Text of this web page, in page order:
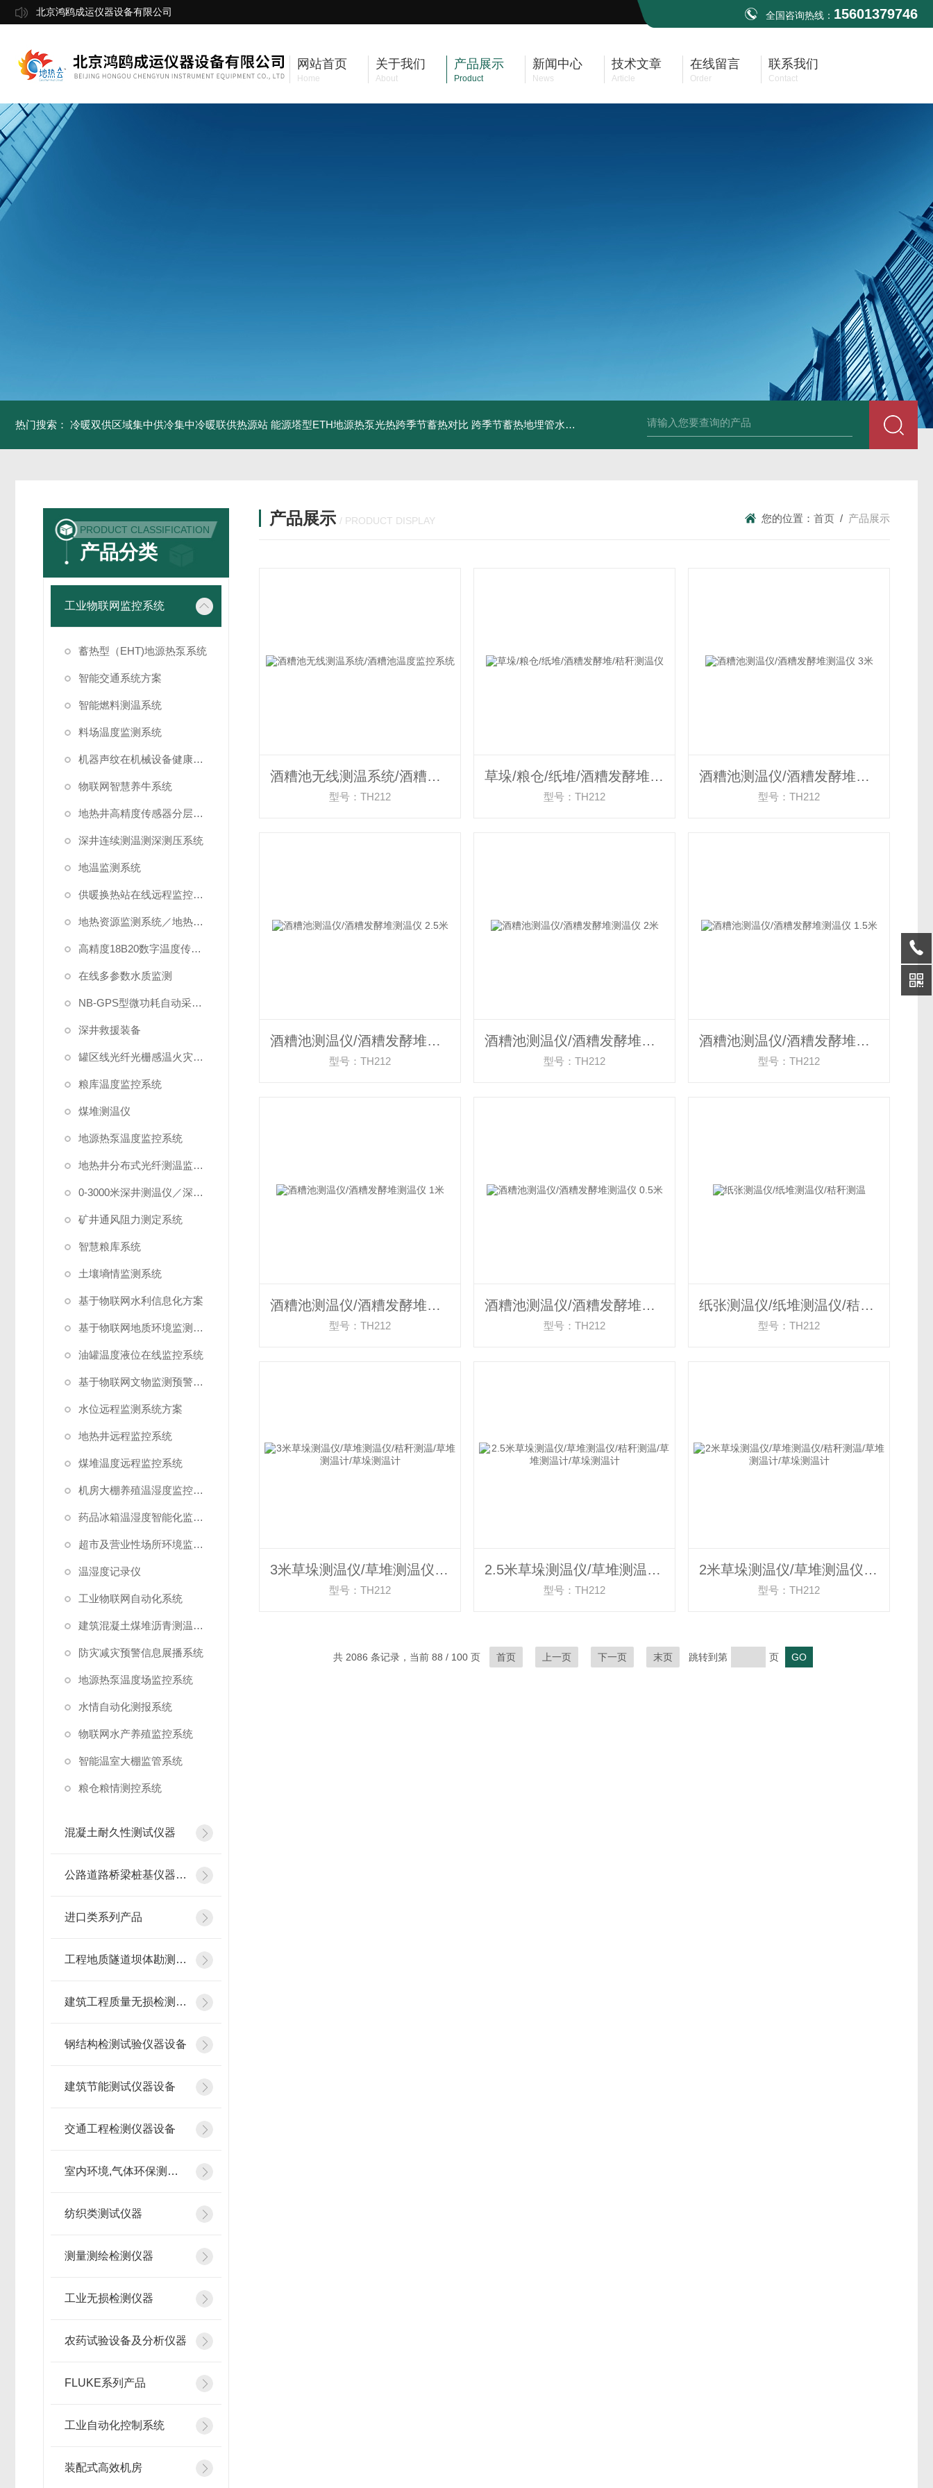
北京鸿鸥成运仪器设备有限公司 全国咨询热线： 15601379746
网站首页
Home
关于我们
About
产品展示
Product
新闻中心
News
技术文章
Article
在线留言
Order
联系我们
Contact
热门搜索： 冷暖双供区域集中供冷集中冷暖联供热源站 能源塔型ETH地源热泵光热跨季节蓄热对比 跨季节蓄热地埋管水池湖面储热技术研究对比 中深浅层地源热泵空调系统运行故障诊断修复 冷暖双
PRODUCT CLASSIFICATION
产品分类
工业物联网监控系统
蓄热型（EHT)地源热泵系统
智能交通系统方案
智能燃料测温系统
料场温度监测系统
机器声纹在机械设备健康状态监测中的应用
物联网智慧养牛系统
地热井高精度传感器分层测温方案
深井连续测温测深测压系统
地温监测系统
供暖换热站在线远程监控系统方案
地热资源监测系统／地热管理系统
高精度18B20数字温度传感器
在线多参数水质监测
NB-GPS型微功耗自动采集系统
深井救援装备
罐区线光纤光栅感温火灾探测系统
粮库温度监控系统
煤堆测温仪
地源热泵温度监控系统
地热井分布式光纤测温监测系统
0-3000米深井测温仪／深水测温仪
矿井通风阻力测定系统
智慧粮库系统
土壤墒情监测系统
基于物联网水利信息化方案
基于物联网地质环境监测预警方案
油罐温度液位在线监控系统
基于物联网文物监测预警解决方案
水位远程监测系统方案
地热井远程监控系统
煤堆温度远程监控系统
机房大棚养殖温湿度监控系统
药品冰箱温湿度智能化监控系统方案
超市及营业性场所环境监测系统
温湿度记录仪
工业物联网自动化系统
建筑混凝土煤堆沥青测温系统
防灾减灾预警信息展播系统
地源热泵温度场监控系统
水情自动化测报系统
物联网水产养殖监控系统
智能温室大棚监管系统
粮仓粮情测控系统
混凝土耐久性测试仪器
公路道路桥梁桩基仪器设备
进口类系列产品
工程地质隧道坝体勘测仪器
建筑工程质量无损检测仪器
钢结构检测试验仪器设备
建筑节能测试仪器设备
交通工程检测仪器设备
室内环境,气体环保测试仪器
纺织类测试仪器
测量测绘检测仪器
工业无损检测仪器
农药试验设备及分析仪器
FLUKE系列产品
工业自动化控制系统
装配式高效机房
产品展示 / PRODUCT DISPLAY 您的位置： 首页 / 产品展示
酒糟池无线测温系统/酒糟池温度监控系统
型号：TH212
草垛/粮仓/纸堆/酒糟发酵堆/秸秆测温仪
型号：TH212
酒糟池测温仪/酒糟发酵堆测温仪 3米
型号：TH212
酒糟池测温仪/酒糟发酵堆测温仪 2.5米
型号：TH212
酒糟池测温仪/酒糟发酵堆测温仪 2米
型号：TH212
酒糟池测温仪/酒糟发酵堆测温仪 1.5米
型号：TH212
酒糟池测温仪/酒糟发酵堆测温仪 1米
型号：TH212
酒糟池测温仪/酒糟发酵堆测温仪 0.5米
型号：TH212
纸张测温仪/纸堆测温仪/秸秆测温
型号：TH212
3米草垛测温仪/草堆测温仪/秸秆测温/草堆测温计/草垛测温计
型号：TH212
2.5米草垛测温仪/草堆测温仪/秸秆测温/草堆测温计/草垛测温计
型号：TH212
2米草垛测温仪/草堆测温仪/秸秆测温/草堆测温计/草垛测温计
型号：TH212
共 2086 条记录，当前 88 / 100 页 首页 上一页 下一页 末页 跳转到第 页